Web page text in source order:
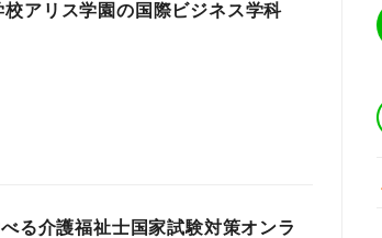
アリス学園の国際ビジネス学科
る介護福祉士国家試験対策オンラ